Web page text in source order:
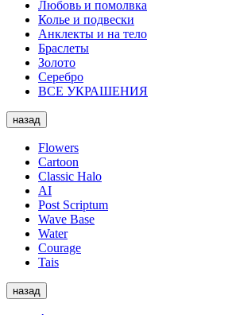
Любовь и помолвка
Колье и подвески
Анклекты и на тело
Браслеты
Золото
Серебро
ВСЕ УКРАШЕНИЯ
назад
Flowers
Cartoon
Classic Halo
AI
Post Scriptum
Wave Base
Water
Courage
Tais
назад